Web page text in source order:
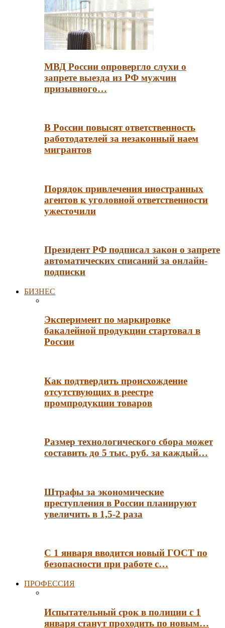
МВД России опровергло слухи о
запрете выезда из РФ мужчин
призывного…
В России повысят ответственность
работодателей за незаконный наем
мигрантов
Порядок привлечения иностранных
агентов к уголовной ответственности
ужесточили
Президент РФ подписал закон о запрете
автоматических списаний за онлайн-
подписки
БИЗНЕС
Эксперимент по маркировке
бакалейной продукции стартовал в
России
Как подтвердить происхождение
отсутствующих в реестре
промпродукции товаров
Размер технологического сбора может
составить до 5 тыс. руб. за каждый…
Штрафы за экономические
преступления в России планируют
увеличить в 1,5-2 раза
С 1 января вводится новый ГОСТ по
безопасности при работе с…
ПРОФЕССИЯ
Испытательный срок в полиции с 1
января станут проходить по новым…